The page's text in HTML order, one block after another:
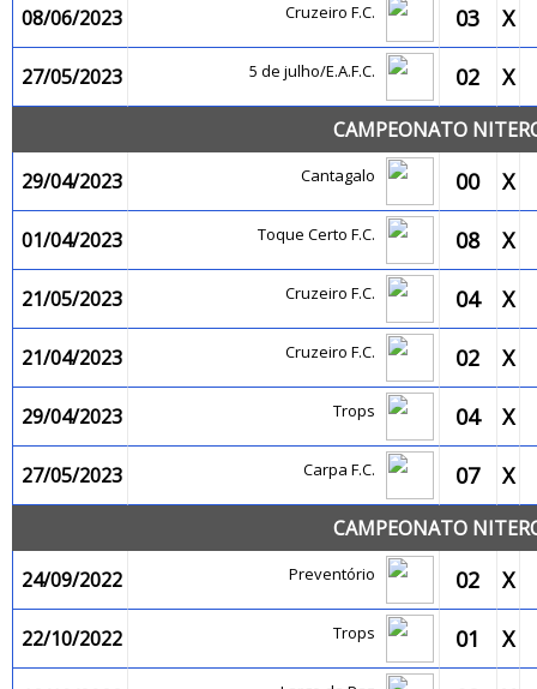
08/06/2023 Cruzeiro F.C. 03 X
27/05/2023 5 de julho/E.A.F.C. 02 X
CAMPEONATO
29/04/2023
Cantagalo 00 X
01/04/2023 Toque Certo F.C. 08 X
21/05/2023 Cruzeiro F.C. 04 X
21/04/2023 Cruzeiro F.C. 02 X
29/04/2023 Trops 04 X
27/05/2023 Carpa F.C. 07 X
CAMPEONATO
24/09/2022
Preventório 02 X
22/10/2022 Trops 01 X